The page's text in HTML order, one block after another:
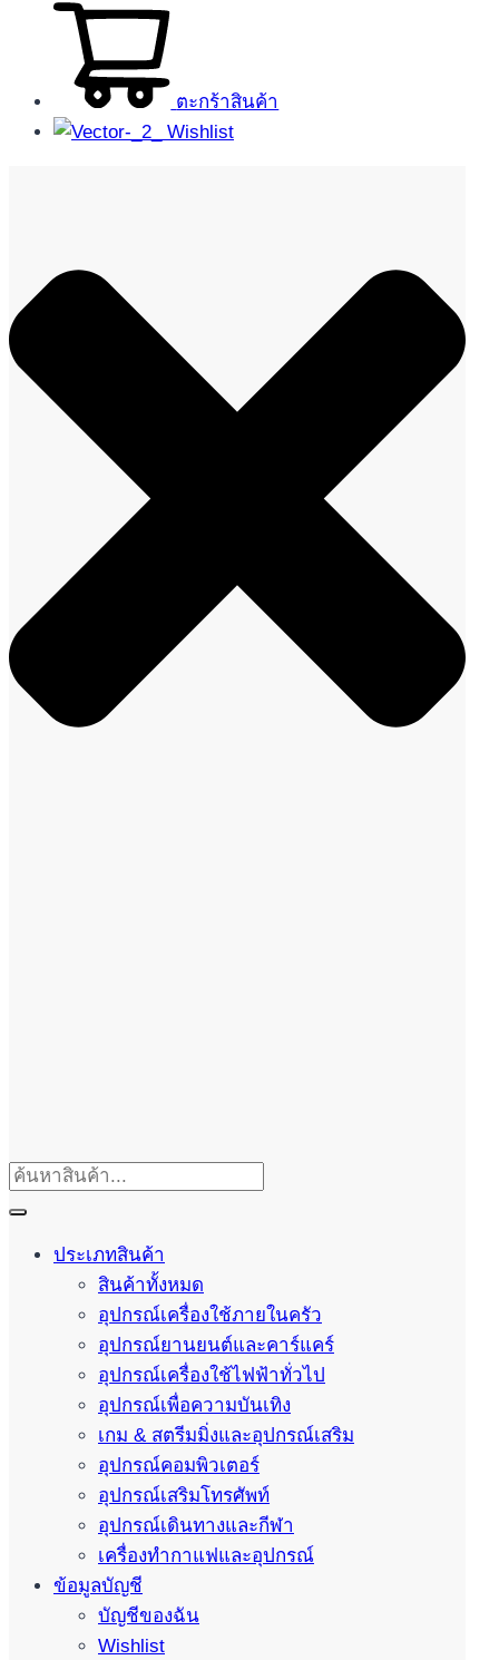
ตะกร้าสินค้า
Wishlist
ประเภทสินค้า
สินค้าทั้งหมด
อุปกรณ์เครื่องใช้ภายในครัว
อุปกรณ์ยานยนต์และคาร์แคร์
อุปกรณ์เครื่องใช้ไฟฟ้าทั่วไป
อุปกรณ์เพื่อความบันเทิง
เกม & สตรีมมิ่งและอุปกรณ์เสริม
อุปกรณ์คอมพิวเตอร์
อุปกรณ์เสริมโทรศัพท์
อุปกรณ์เดินทางและกีฬา
เครื่องทำกาแฟและอุปกรณ์
ข้อมูลบัญชี
บัญชีของฉัน
Wishlist